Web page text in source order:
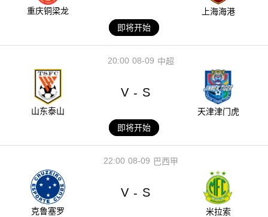
重庆铜梁龙
上海海港
即将开始
08-09
20:00 中超
山东泰山
V - S
天津津门虎
即将开始
08-09
22:00 巴西甲
克鲁塞罗
V - S
米拉索